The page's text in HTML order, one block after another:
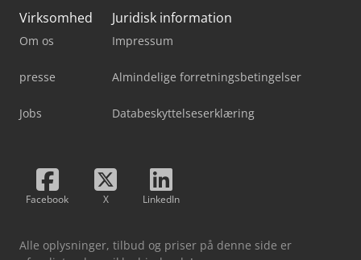
Virksomhed
Om os
presse
Jobs
Juridisk information
Impressum
Almindelige forretningsbetingelser
Databeskyttelseserklæring
Facebook X LinkedIn
Alle oplysninger, tilbud og priser på denne side er